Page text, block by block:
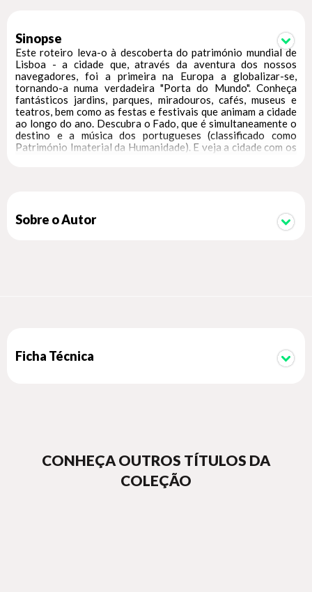
Sinopse
Este roteiro leva-o à descoberta do património mundial de
Lisboa - a cidade que, através da aventura dos nossos
navegadores, foi a primeira na Europa a globalizar-se,
tornando-a numa verdadeira "Porta do Mundo". Conheça
fantásticos jardins, parques, miradouros, cafés, museus e
teatros, bem como as festas e festivais que animam a cidade
ao longo do ano. Descubra o Fado, que é simultaneamente o
destino e a música dos portugueses (classificado como
Património Imaterial da Humanidade). E veja a cidade com os
Paço, símbolo da refundação da cidade após o terramoto de
Sobre o Autor
Ficha Técnica
CONHEÇA OUTROS TÍTULOS DA
COLEÇÃO